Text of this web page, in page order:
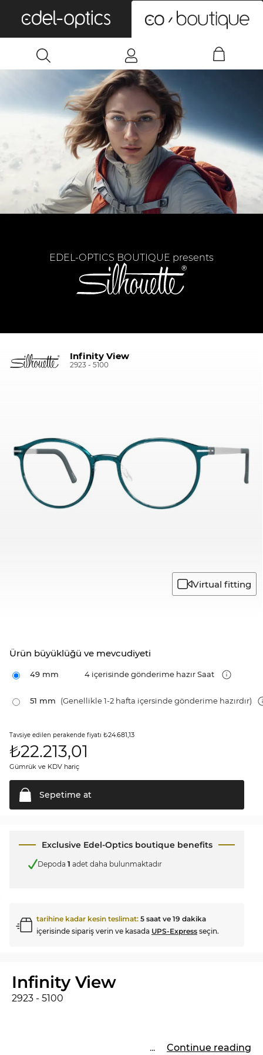
EDEL-OPTICS BOUTIQUE presents
Infinity View
2923 - 5100
Virtual fitting
Ürün büyüklüğü ve mevcudiyeti
49 mm 4 içerisinde gönderime hazır Saat
51 mm (Genellikle 1-2 hafta içersinde gönderime hazırdır)
Tavsiye edilen perakende fiyatı ₺24.681,13
₺22.213,01
Gümrük ve KDV hariç
Sepetime at
Exclusive Edel-Optics boutique benefits
Depoda 1 adet daha bulunmaktadır
tarihine kadar kesin teslimat: 5 saat ve 19 dakika
içerisinde sipariş verin ve kasada UPS-Express seçin.
Infinity View
2923 - 5100
... Continue reading